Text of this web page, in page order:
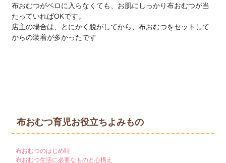
布おむつがベロに入らなくても、お肌にしっかり布おむつが当
たっていればOKです。
店主の場合は、とにかく脱がしてから、布おむつをセットして
からの装着が多かったです
布おむつ育児お役立ちよみもの
布おむつのはじめ時
布おむつ生活に必要なものと心構え